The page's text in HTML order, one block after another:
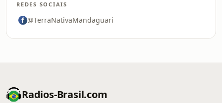
REDES SOCIAIS
@TerraNativaMandaguari
Radios-Brasil.com